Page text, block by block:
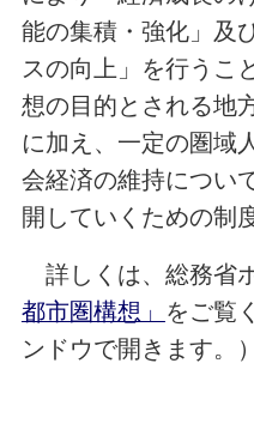
能の集積・強化」及
スの向上」を行うこ
想の目的とされる地
に加え、一定の圏域
会経済の維持につい
開していくための制
詳しくは、総務省
都市圏構想」 をご覧
ンドウで開きます。）